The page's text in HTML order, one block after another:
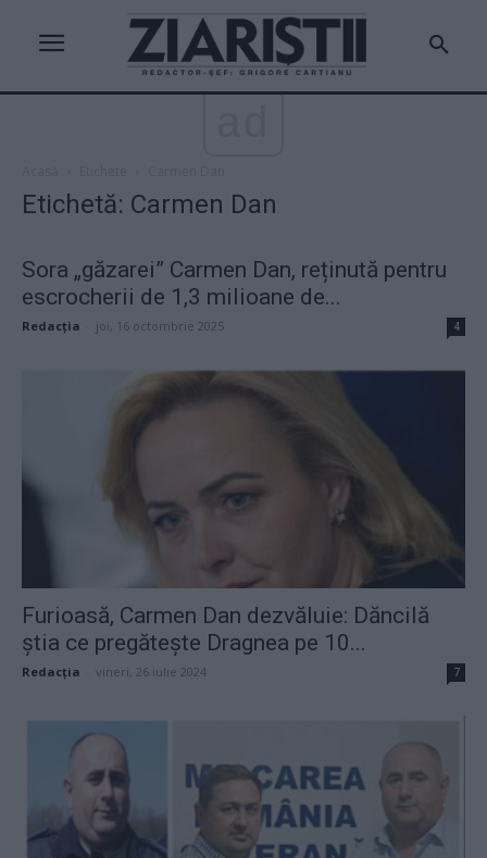
Etichetă: Carmen Dan
Sora „găzarei” Carmen Dan, reținută pentru
escrocherii de 1,3 milioane de...
Redacţia joi, 16 octombrie 2025 4
Furioasă, Carmen Dan dezvăluie: Dăncilă
știa ce pregătește Dragnea pe 10...
Redacţia vineri, 26 iulie 2024 7